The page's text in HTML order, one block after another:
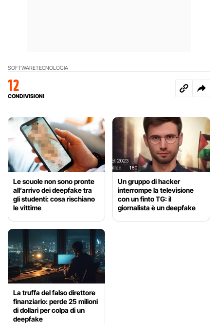
SOFTWARETECNOLOGIA
12
CONDIVISIONI
Le scuole non sono pronte
all’arrivo dei deepfake tra
gli studenti: cosa rischiano
le vittime
Un gruppo di hacker
interrompe la televisione
con un finto TG: il
giornalista è un deepfake
La truffa del falso direttore
finanziario: perde 25 milioni
di dollari per colpa di un
deepfake